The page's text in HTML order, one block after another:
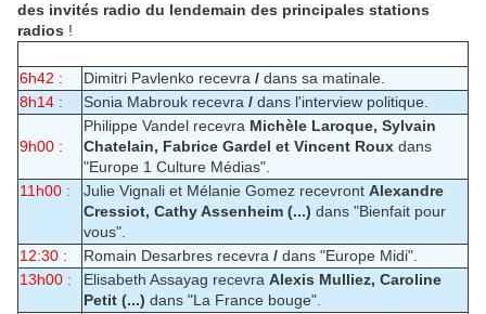
des invités radio du lendemain des principales stations
radios !
6h42 : Dimitri Pavlenko recevra / dans sa matinale.
8h14 :
Sonia Mabrouk recevra / dans l'interview politique.
9h00 :
Philippe Vandel recevra Michèle Laroque, Sylvain
Chatelain, Fabrice Gardel et Vincent Roux dans
"Europe 1 Culture Médias".
11h00 :
Julie Vignali et Mélanie Gomez recevront Alexandre
Cressiot, Cathy Assenheim (...) dans "Bienfait pour
vous".
12:30 :
Romain Desarbres recevra / dans "Europe Midi".
13h00 :
Elisabeth Assayag recevra Alexis Mulliez, Caroline
Petit (...) dans "La France bouge".